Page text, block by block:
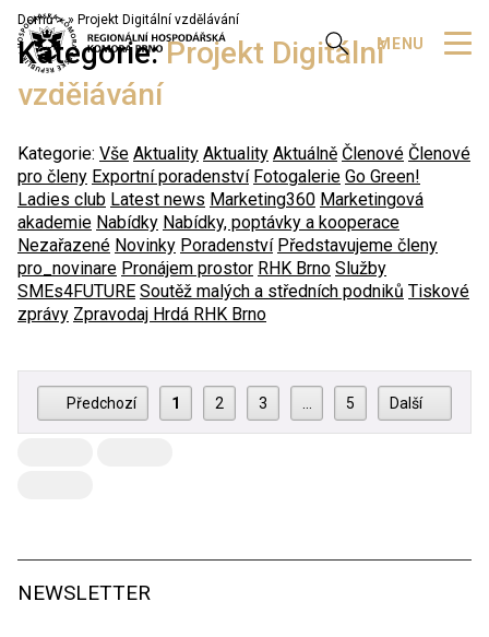
Zobrazit vyhledávání
MENU
Domů » Projekt Digitální vzdělávání
Kategorie:Projekt Digitální
vzdělávání
Kategorie: Vše Aktuality Aktuality Aktuálně Členové Členové
pro členy Exportní poradenství Fotogalerie Go Green!
Ladies club Latest news Marketing360 Marketingová
akademie Nabídky Nabídky, poptávky a kooperace
Nezařazené Novinky Poradenství Představujeme členy
pro_novinare Pronájem prostor RHK Brno Služby
SMEs4FUTURE Soutěž malých a středních podniků Tiskové
zprávy Zpravodaj Hrdá RHK Brno
Předchozí 1 2 3 5 Další
NEWSLETTER